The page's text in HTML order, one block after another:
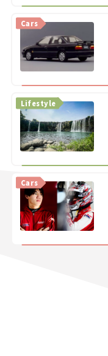
Cars
Lifestyle
Cars